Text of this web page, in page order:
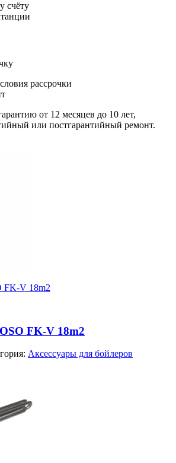
счёту
рассрочки
от 12 месяцев до 10 лет,
или постгарантийный ремонт.
FK-V 18m2
FK-V 18m2
Аксессуары для бойлеров